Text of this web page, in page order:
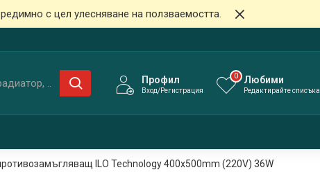
с цел улесняване на ползваемостта.
Профил
Вход/Регистрация
Любими
Редактирайте списъка
0
ILO Technology 400x500mm (220V) 36W